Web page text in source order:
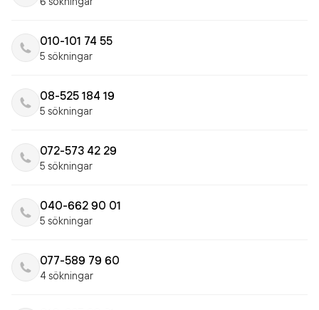
010-101 74 55
5 sökningar
08-525 184 19
5 sökningar
072-573 42 29
5 sökningar
040-662 90 01
5 sökningar
077-589 79 60
4 sökningar